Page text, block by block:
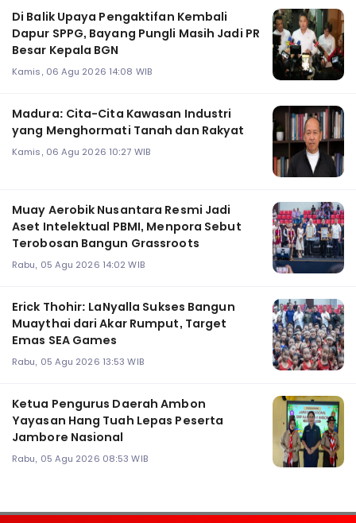
Di Balik Upaya Pengaktifan Kembali
Dapur SPPG, Bayang Pungli Masih Jadi PR
Besar Kepala BGN
Kamis, 06 Agu 2026 14:08 WIB
Madura: Cita-Cita Kawasan Industri
yang Menghormati Tanah dan Rakyat
Kamis, 06 Agu 2026 10:27 WIB
Muay Aerobik Nusantara Resmi Jadi
Aset Intelektual PBMI, Menpora Sebut
Terobosan Bangun Grassroots
Rabu, 05 Agu 2026 14:02 WIB
Erick Thohir: LaNyalla Sukses Bangun
Muaythai dari Akar Rumput, Target
Emas SEA Games
Rabu, 05 Agu 2026 13:53 WIB
Ketua Pengurus Daerah Ambon
Yayasan Hang Tuah Lepas Peserta
Jambore Nasional
Rabu, 05 Agu 2026 08:53 WIB